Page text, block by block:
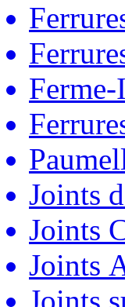
Joints
Joints
Joints